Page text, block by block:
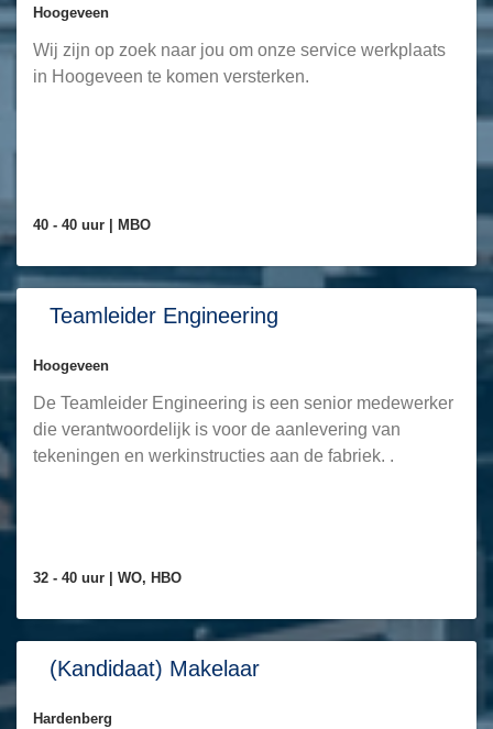
Hoogeveen
Wij zijn op zoek naar jou om onze service werkplaats
in Hoogeveen te komen versterken.
40 - 40 uur | MBO
Teamleider Engineering
Hoogeveen
De Teamleider Engineering is een senior medewerker
die verantwoordelijk is voor de aanlevering van
tekeningen en werkinstructies aan de fabriek. .
32 - 40 uur | WO, HBO
(Kandidaat) Makelaar
Hardenberg